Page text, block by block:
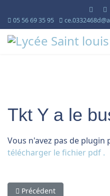
05 56 69 35 95
Tkt Y a le
Vous n'avez pas de plugin
télécharger le fichier pdf .
Article précédent : ERASMUS
Précédent